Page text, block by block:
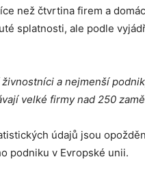
než čtvrtina firem a
splatnosti, ale podle
a nejmenší
velké firmy nad 250
údajů jsou
podniku v Evropské unii.